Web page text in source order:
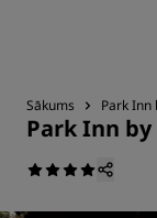
Sākums Park Inn
Park Inn by